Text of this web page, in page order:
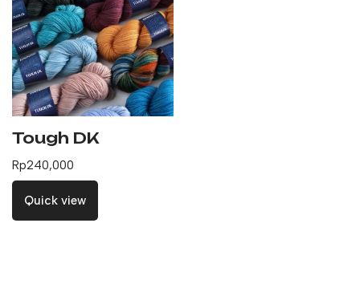
Tough DK
Rp240,000
Quick view